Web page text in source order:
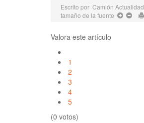
Escrito por Camión Actualidad
tamaño de la fuente
Valora este artículo
1
2
3
4
5
(0 votos)